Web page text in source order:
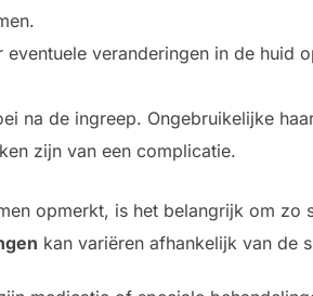
eventuele veranderingen in de huid
na de ingreep. Ongebruikelijke
zijn van een complicatie.
opmerkt, is het belangrijk om zo
kan variëren afhankelijk van de